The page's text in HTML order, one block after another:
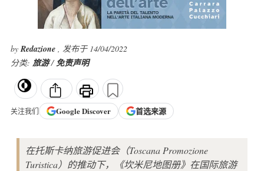
byRedazione , 发布于 14/04/2022
分类: 旅游/免责声明
关注我们 GoogleDiscover 首选来源
在托斯卡纳旅游促进会（Toscana Promozione
Turistica）的推动下，《坎米尼地图册》在国际旅游